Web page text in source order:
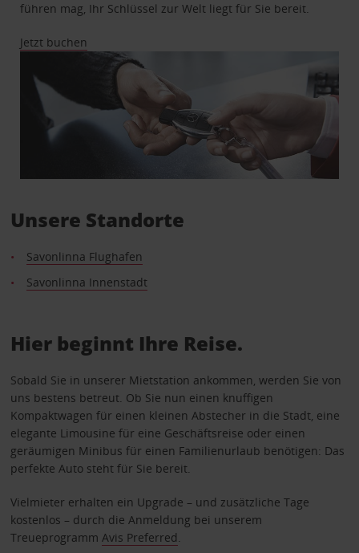
führen mag, Ihr Schlüssel zur Welt liegt für Sie bereit.
Jetzt buchen
Unsere Standorte
Savonlinna Flughafen
Savonlinna Innenstadt
Hier beginnt Ihre Reise.
Sobald Sie in unserer Mietstation ankommen, werden Sie von
uns bestens betreut. Ob Sie nun einen knuffigen
Kompaktwagen für einen kleinen Abstecher in die Stadt, eine
elegante Limousine für eine Geschäftsreise oder einen
geräumigen Minibus für einen Familienurlaub benötigen: Das
perfekte Auto steht für Sie bereit.
Vielmieter erhalten ein Upgrade – und zusätzliche Tage
kostenlos – durch die Anmeldung bei unserem
Treueprogramm Avis Preferred